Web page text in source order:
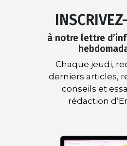
à notre lettre
Chaque jeudi,
derniers articles,
conseils et
rédaction